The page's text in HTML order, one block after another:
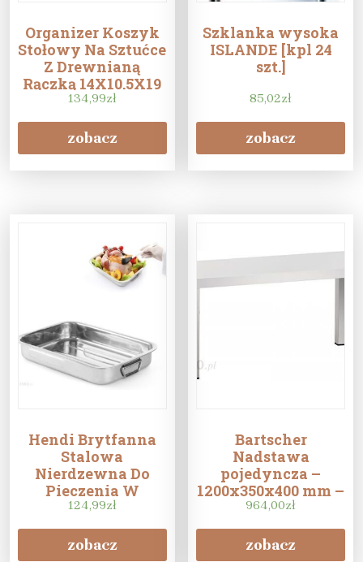
Organizer Koszyk
Stołowy Na Sztućce
Z Drewnianą
Rączką 14X10.5X19
Cm Hendi 427064
134,99zł
zobacz
Szklanka wysoka
ISLANDE [kpl 24
szt.]
85,02zł
zobacz
Hendi Brytfanna
Stalowa
Nierdzewna Do
Pieczenia W
Piekarniku
430X310X60Mm
508527
124,99zł
zobacz
Bartscher
Nadstawa
pojedyncza –
1200x350x400 mm –
stal nierdzewna
(BT315120)
964,00zł
zobacz